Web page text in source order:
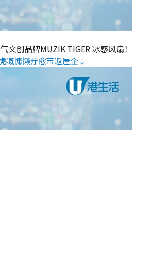
文创品牌MUZIK TIGER 冰感风扇！
嘅慵懒疗愈带返屋企↓